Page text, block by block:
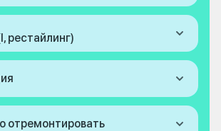
рестайлинг)
отремонтировать